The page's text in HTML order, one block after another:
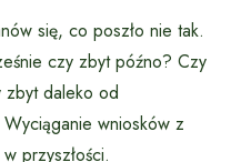
się, co poszło nie tak.
czy zbyt późno? Czy
zbyt daleko od
wniosków z
przyszłości.